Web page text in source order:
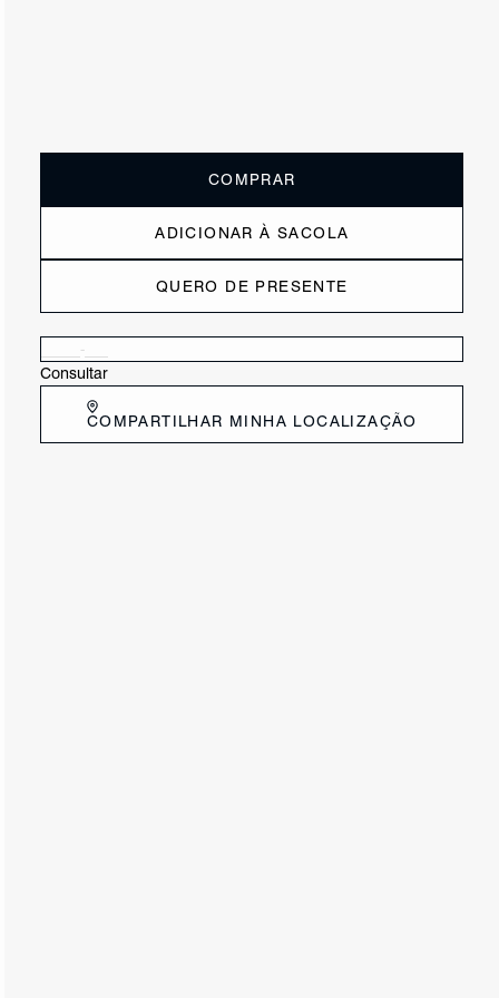
COMPRAR
ADICIONAR À SACOLA
QUERO DE PRESENTE
Consultar
COMPARTILHAR MINHA LOCALIZAÇÃO